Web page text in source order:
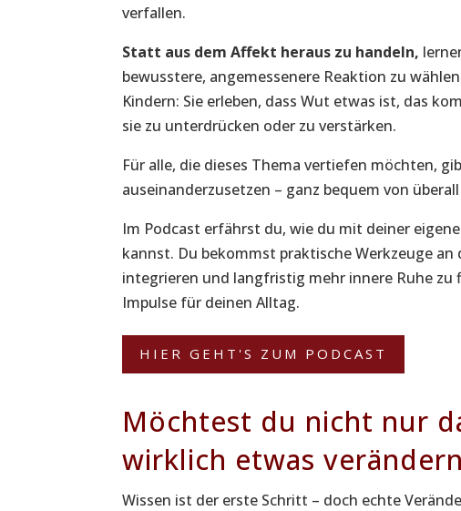
verfallen.
Statt aus dem Affekt heraus zu handeln,
bewusstere, angemessenere Reaktion zu
Kindern: Sie erleben, dass Wut etwas ist, das
sie zu unterdrücken oder zu verstärken.
Für alle, die dieses Thema vertiefen möchten,
auseinanderzusetzen – ganz bequem von überall
Im Podcast erfährst du, wie du mit deiner
kannst. Du bekommst praktische Werkzeuge
integrieren und langfristig mehr innere Ruhe
Impulse für deinen Alltag.
HIER GEHT'S ZUM PODCAST
Möchtest du nicht nur
wirklich etwas
Wissen ist der erste Schritt – doch echte